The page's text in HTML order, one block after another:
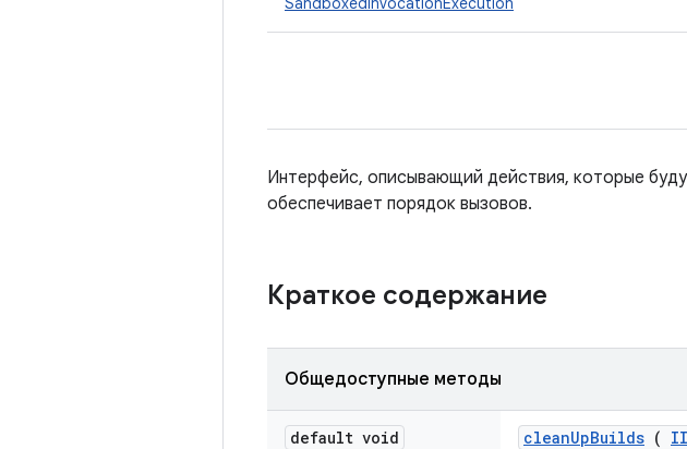
Интерфейс, описывающий действия, которые
обеспечивает порядок вызовов.
Краткое содержание
Общедоступные методы
default void cleanUpBuilds (